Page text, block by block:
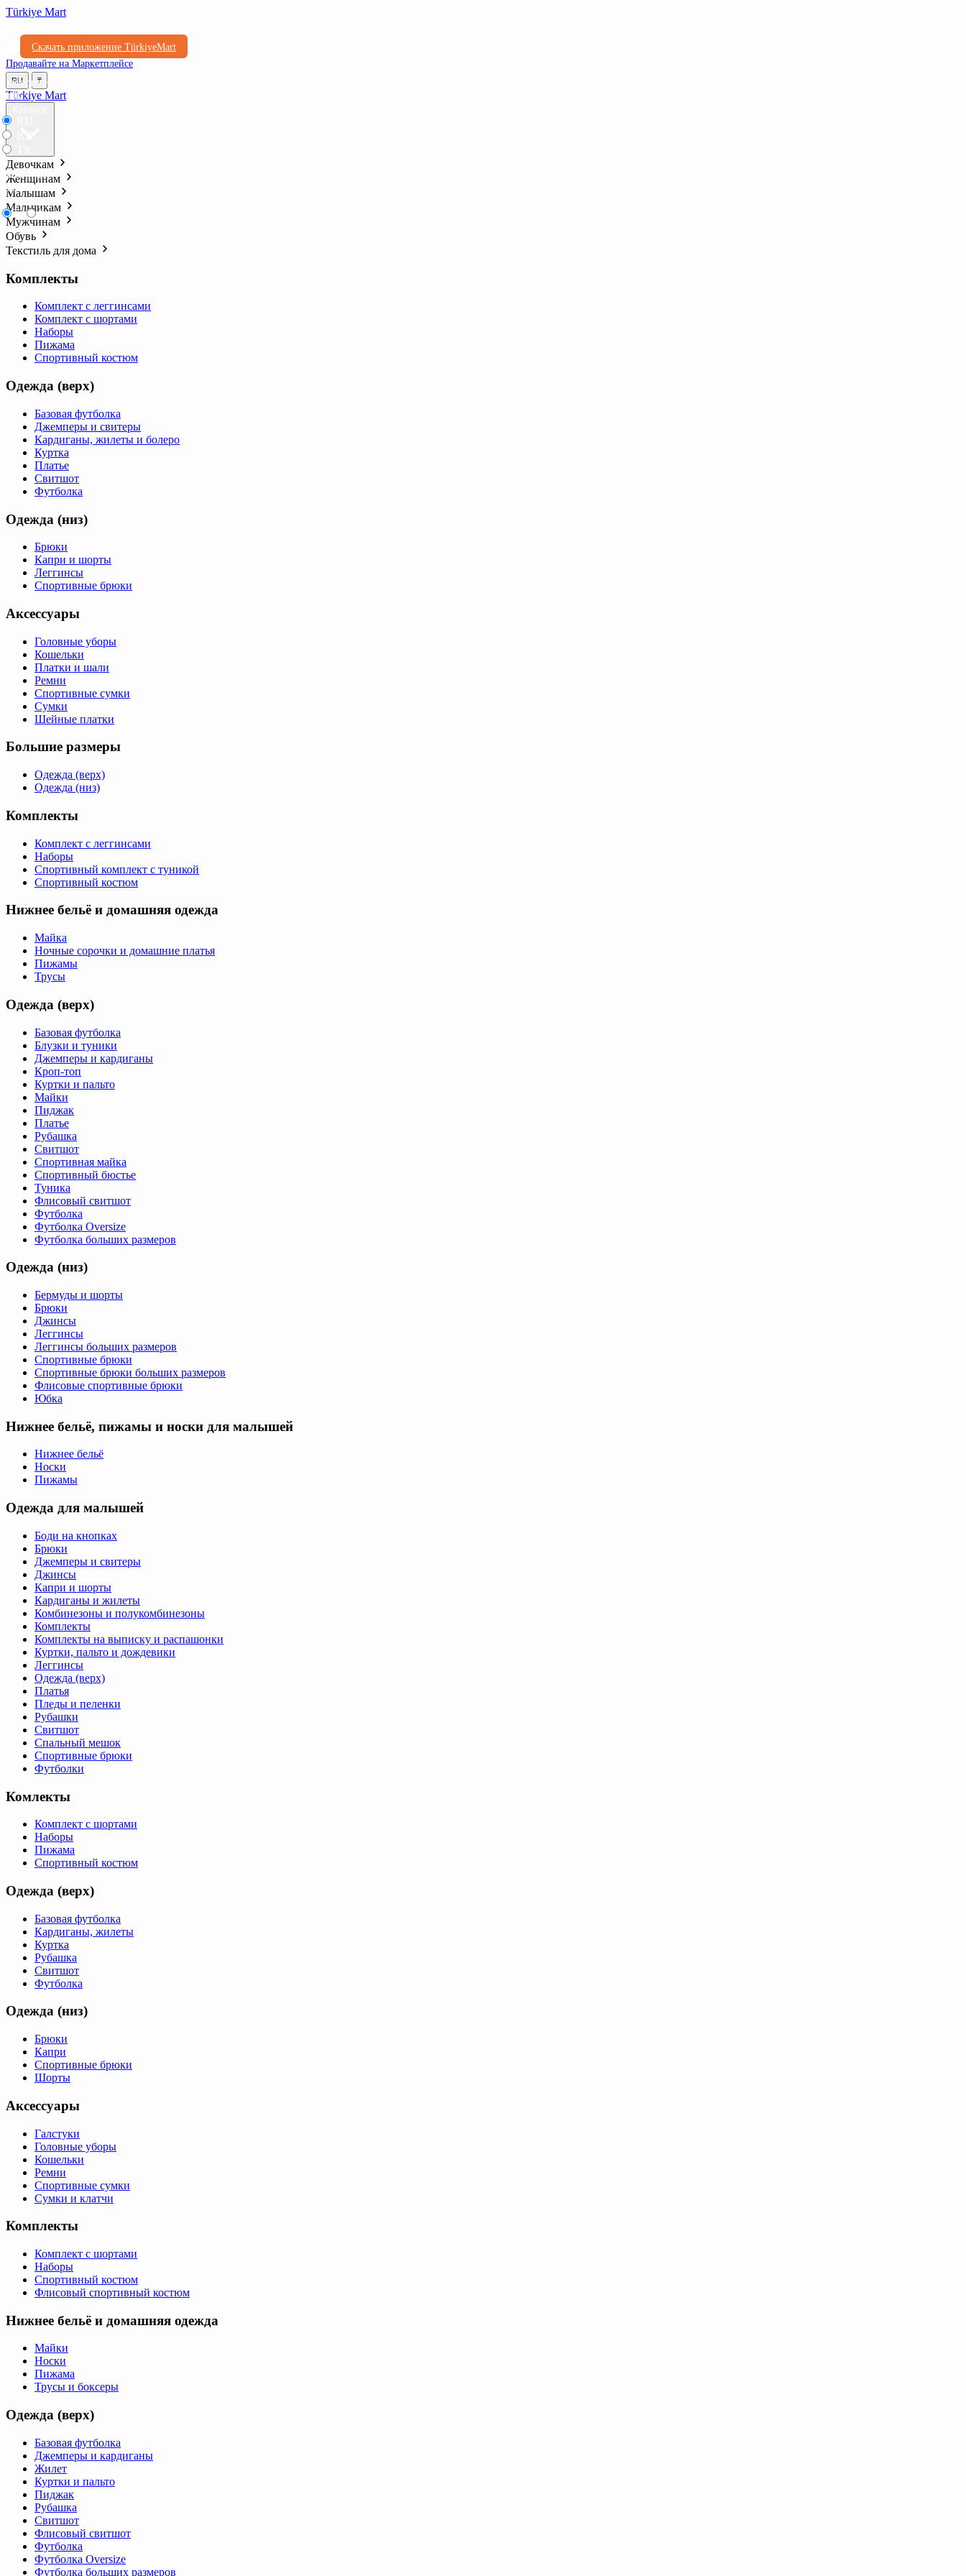
Türkiye Mart
Скачать приложение TürkiyeMart
Продавайте на Маркетплейсе
RU ₸
₸ ₺l
Türkiye Mart
Девочкам
Женщинам
Малышам
Мальчикам
Мужчинам
Обувь
Текстиль для дома
Комплекты
Комплект с леггинсами
Комплект с шортами
Наборы
Пижама
Спортивный костюм
Одежда (верх)
Базовая футболка
Джемперы и свитеры
Кардиганы, жилеты и болеро
Куртка
Платье
Свитшот
Футболка
Одежда (низ)
Брюки
Капри и шорты
Леггинсы
Спортивные брюки
Аксессуары
Головные уборы
Кошельки
Платки и шали
Ремни
Спортивные сумки
Сумки
Шейные платки
Большие размеры
Одежда (верх)
Одежда (низ)
Комплекты
Комплект с леггинсами
Наборы
Спортивный комплект с туникой
Спортивный костюм
Нижнее бельё и домашняя одежда
Майка
Ночные сорочки и домашние платья
Пижамы
Трусы
Одежда (верх)
Базовая футболка
Блузки и туники
Джемперы и кардиганы
Кроп-топ
Куртки и пальто
Майки
Пиджак
Платье
Рубашка
Свитшот
Спортивная майка
Спортивный бюстье
Туника
Флисовый свитшот
Футболка
Футболка Oversize
Футболка больших размеров
Одежда (низ)
Бермуды и шорты
Брюки
Джинсы
Леггинсы
Леггинсы больших размеров
Спортивные брюки
Спортивные брюки больших размеров
Флисовые спортивные брюки
Юбка
Нижнее бельё, пижамы и носки для малышей
Нижнее бельё
Носки
Пижамы
Одежда для малышей
Боди на кнопках
Брюки
Джемперы и свитеры
Джинсы
Капри и шорты
Кардиганы и жилеты
Комбинезоны и полукомбинезоны
Комплекты
Комплекты на выписку и распашонки
Куртки, пальто и дождевики
Леггинсы
Одежда (верх)
Платья
Пледы и пеленки
Рубашки
Свитшот
Спальный мешок
Спортивные брюки
Футболки
Комлекты
Комплект с шортами
Наборы
Пижама
Спортивный костюм
Одежда (верх)
Базовая футболка
Кардиганы, жилеты
Куртка
Рубашка
Свитшот
Футболка
Одежда (низ)
Брюки
Капри
Спортивные брюки
Шорты
Аксессуары
Галстуки
Головные уборы
Кошельки
Ремни
Спортивные сумки
Сумки и клатчи
Комплекты
Комплект с шортами
Наборы
Спортивный костюм
Флисовый спортивный костюм
Нижнее бельё и домашняя одежда
Майки
Носки
Пижама
Трусы и боксеры
Одежда (верх)
Базовая футболка
Джемперы и кардиганы
Жилет
Куртки и пальто
Пиджак
Рубашка
Свитшот
Флисовый свитшот
Футболка
Футболка Oversize
Футболка больших размеров